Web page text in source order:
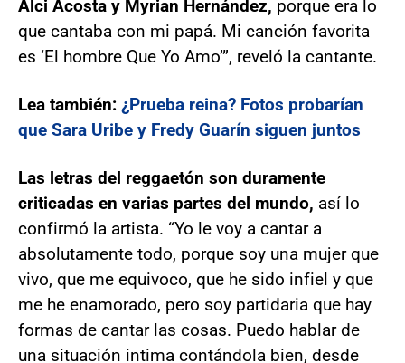
Alci Acosta y Myrian Hernández, porque era lo
que cantaba con mi papá. Mi canción favorita
es ‘El hombre Que Yo Amo’”, reveló la cantante.
Lea también: ¿Prueba reina? Fotos probarían
que Sara Uribe y Fredy Guarín siguen juntos
Las letras del reggaetón son duramente
criticadas en varias partes del mundo, así lo
confirmó la artista. “Yo le voy a cantar a
absolutamente todo, porque soy una mujer que
vivo, que me equivoco, que he sido infiel y que
me he enamorado, pero soy partidaria que hay
formas de cantar las cosas. Puedo hablar de
una situación intima contándola bien, desde